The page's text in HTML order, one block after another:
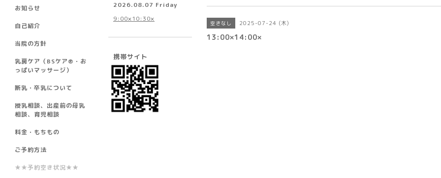
空きなし 2025-07-24 (木)
13:00×14:00×
お知らせ
自己紹介
当院の方針
乳房ケア（BSケア®︎・お
っぱいマッサージ）
断乳・卒乳について
授乳相談、出産前の母乳
相談、育児相談
料金・もちもの
ご予約方法
★★予約空き状況★★
2026.08.07 Friday
9:00×10:30×
携帯サイト